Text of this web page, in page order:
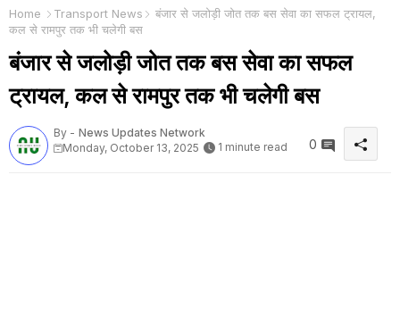
Home Transport News
बंजार से जलोड़ी जोत तक बस सेवा का सफल ट्रायल,
कल से रामपुर तक भी चलेगी बस
बंजार से जलोड़ी जोत तक बस सेवा का सफल
ट्रायल, कल से रामपुर तक भी चलेगी बस
By - News Updates Network
Monday, October 13, 2025
1 minute read 0